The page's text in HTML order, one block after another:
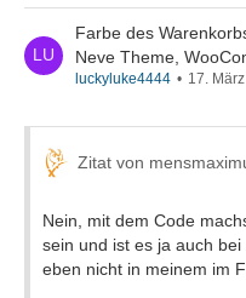
Farbe des
Neve Theme,
luckyluke4444 17.
Zitat von
Nein, mit dem Code
sein und ist es ja auch
eben nicht in meinem im